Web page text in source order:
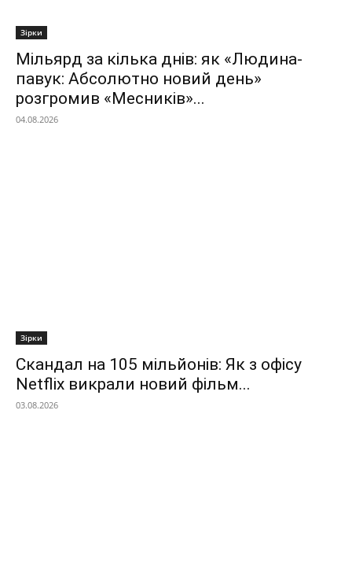
Зірки
Мільярд за кілька днів: як «Людина-
павук: Абсолютно новий день»
розгромив «Месників»...
04.08.2026
Зірки
Скандал на 105 мільйонів: Як з офісу
Netflix викрали новий фільм...
03.08.2026